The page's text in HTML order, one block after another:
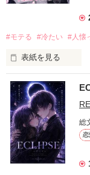
#モテる #冷たい #人懐
表紙を見る
「好きだったから
モテる人を好きに
だから私は、中学
もう会うことはな
高校生になって再
総
恋